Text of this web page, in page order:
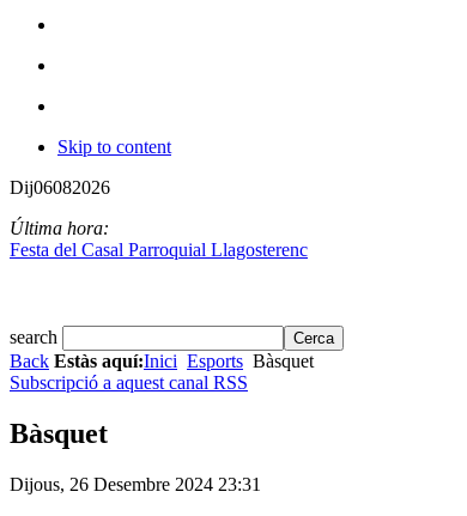
Skip to content
Dij06082026
Última hora:
Festa del Casal Parroquial Llagosterenc
search
Back Estàs aquí:Inici Esports Bàsquet
Subscripció a aquest canal RSS
Bàsquet
Dijous, 26 Desembre 2024 23:31